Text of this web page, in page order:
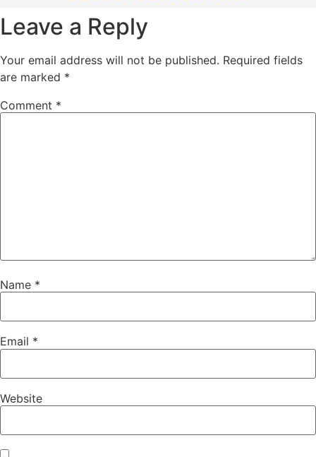
Leave a Reply
Your email address will not be published. Required fields
are marked *
Comment *
Name *
Email *
Website